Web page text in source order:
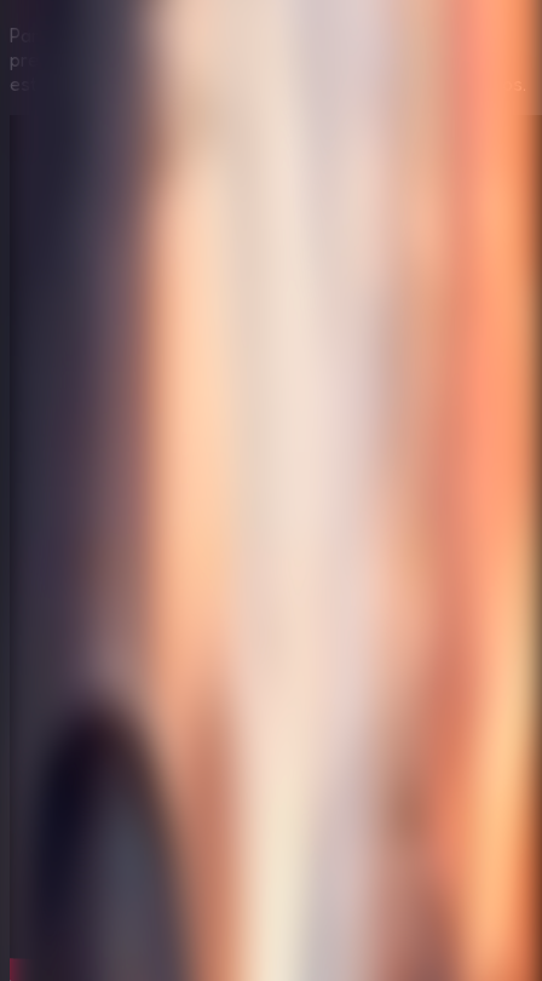
Para ayudarte a superar
preparado un vídeo paso a paso que muestra las
estrategias más eficientes para resolver todos los acertijos.